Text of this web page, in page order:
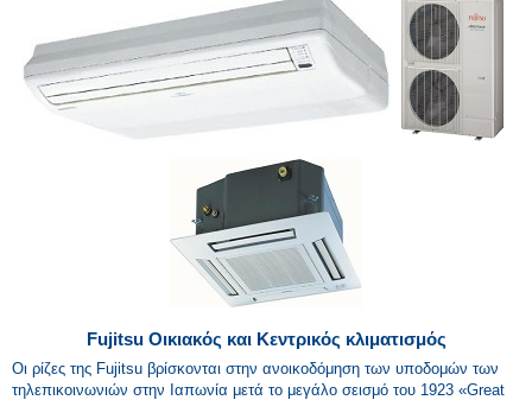
Fujitsu Οικιακός και Κεντρικός κλιματισμός
Οι ρίζες της Fujitsu βρίσκονται στην ανοικοδόμηση των υποδομών των
τηλεπικοινωνιών στην Ιαπωνία μετά το μεγάλο σεισμό του 1923 «Great